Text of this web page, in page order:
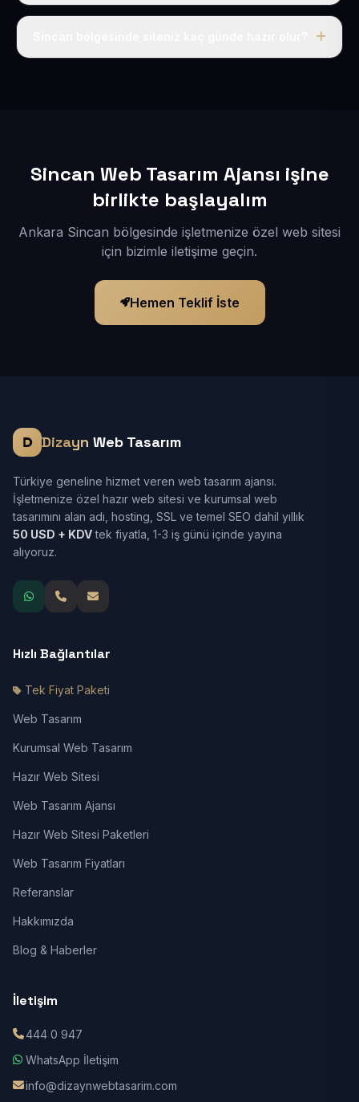
Tek fiyat uygulanır: yıllık 50 USD + KDV. Bu bedele alan
Sincan Web Tasarım Ajansı işine
birlikte başlayalım
Ankara Sincan bölgesinde işletmenize özel web sitesi
için bizimle iletişime geçin.
Hemen Teklif İste
Dizayn Web Tasarım
Türkiye geneline hizmet veren web tasarım ajansı.
İşletmenize özel hazır web sitesi ve kurumsal web
tasarımını alan adı, hosting, SSL ve temel SEO dahil yıllık
50 USD + KDVtek fiyatla, 1-3 iş günü içinde yayına
alıyoruz.
Hızlı Bağlantılar
Tek Fiyat Paketi
Web Tasarım
Kurumsal Web Tasarım
Hazır Web Sitesi
Web Tasarım Ajansı
Hazır Web Sitesi Paketleri
Web Tasarım Fiyatları
Referanslar
Hakkımızda
Blog & Haberler
İletişim
444 0 947
WhatsApp İletişim
info@dizaynwebtasarim.com